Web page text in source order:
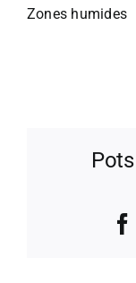
Zones humides